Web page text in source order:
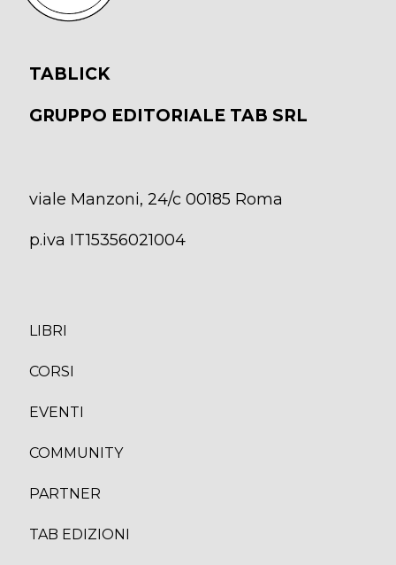
TABLICK
GRUPPO EDITORIALE TAB SRL
viale Manzoni, 24/c 00185 Roma
p.iva IT15356021004
LIBRI
CORSI
EVENTI
COMMUNITY
PARTNER
TAB EDIZIONI